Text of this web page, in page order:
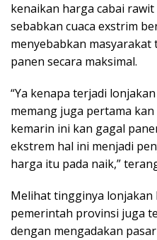
kenaikan harga cabai
sebabkan cuaca exstrim
menyebabkan masyarakat
panen secara maksimal.
“Ya kenapa terjadi
memang juga pertama
kemarin ini kan gagal
ekstrem hal ini menjadi
harga itu pada naik,”
Melihat tingginya lonjakan
pemerintah provinsi juga
dengan mengadakan